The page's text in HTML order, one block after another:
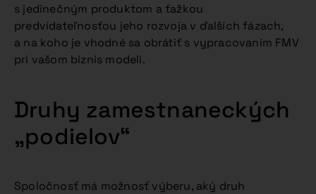
s jedinečným produktom a ťažkou
predvídateľnosťou jeho rozvoja v ďalších fázach,
a na koho je vhodné sa obrátiť s vypracovaním FMV
pri vašom biznis modeli.
Druhy zamestnaneckých
„podielov“
Spoločnosť má možnosť výberu, aký druh